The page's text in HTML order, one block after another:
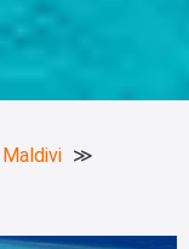
Maldivi